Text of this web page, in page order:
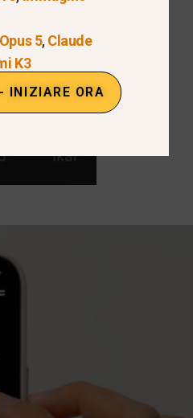
5,Claude
K3
INIZIARE ORA